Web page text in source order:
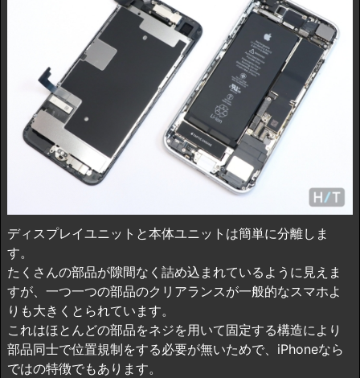
ディスプレイユニットと本体ユニットは簡単に分離しま
す。
たくさんの部品が隙間なく詰め込まれているように見えま
すが、一つ一つの部品のクリアランスが一般的なスマホよ
りも大きくとられています。
これはほとんどの部品をネジを用いて固定する構造により
部品同士で位置規制をする必要が無いためで、iPhoneなら
ではの特徴でもあります。